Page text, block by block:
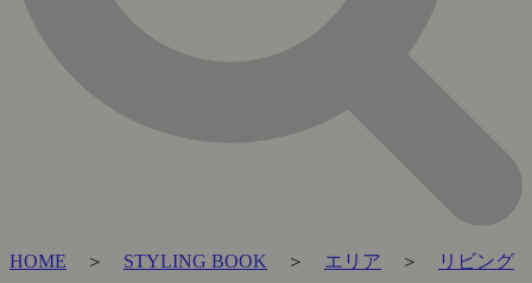
HOME ＞ STYLING BOOK ＞ エリア ＞ リビング